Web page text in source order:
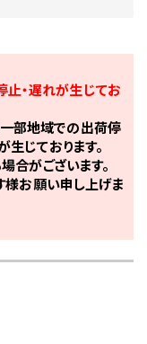
・遅れが生じてお
部地域での出荷停
じております。
合がございます。
様お願い申し上げま